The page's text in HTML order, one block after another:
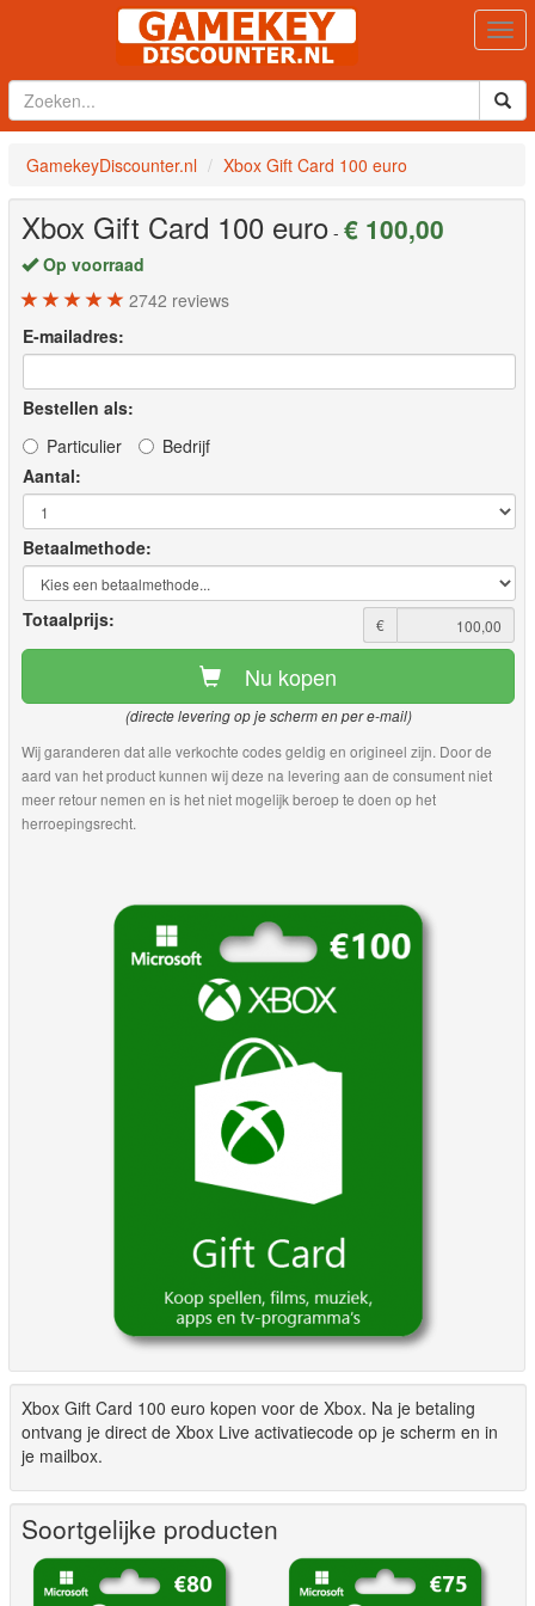
GamekeyDiscounter.nl Xbox Gift Card 100 euro
Xbox Gift Card 100 euro - € 100,00
Op voorraad
2742 reviews
E-mailadres:
Bestellen als:
Particulier
Bedrijf
Aantal:
Betaalmethode:
Totaalprijs: €
Nu kopen
(directe levering op je scherm en per e-mail)
Wij garanderen dat alle verkochte codes geldig en origineel zijn. Door de
aard van het product kunnen wij deze na levering aan de consument niet
meer retour nemen en is het niet mogelijk beroep te doen op het
herroepingsrecht.
Xbox Gift Card 100 euro kopen voor de Xbox. Na je betaling
ontvang je direct de Xbox Live activatiecode op je scherm en in
je mailbox.
Soortgelijke producten